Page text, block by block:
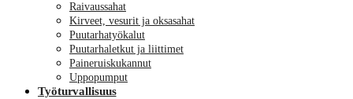
Raivaussahat
Kirveet, vesurit ja oksasahat
Puutarhatyökalut
Puutarhaletkut ja liittimet
Paineruiskukannut
Uppopumput
Työturvallisuus